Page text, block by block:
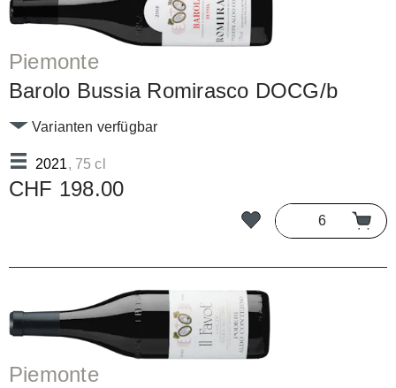
Piemonte
Barolo Bussia Romirasco DOCG/b
2021, 75 cl
Varianten verfügbar
CHF 198.00
Piemonte